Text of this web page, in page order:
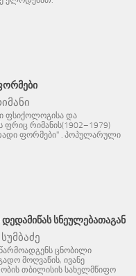
ფსიქოლოგისა და
ფრიც რიმანის(1902–1979)
ფორმები" . პოპულარული
ᲓᲔᲓᲐᲛᲘᲬᲐᲡ ᲡᲜᲔᲣᲚᲔᲑᲐᲗᲐᲒᲐᲜ
წარმოადგენს ცნობილი
მოღვაწის, ივანე
თბილისის სახელმწიფო